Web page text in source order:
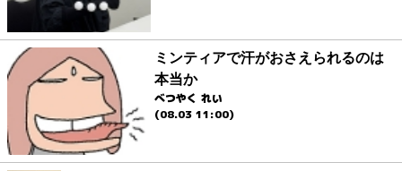
ミンティアで汗がおさえられるのは
本当か
べつやく れい
(08.03 11:00)